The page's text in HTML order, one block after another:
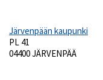
Järvenpään kaupunki
PL 41
04400 JÄRVENPÄÄ